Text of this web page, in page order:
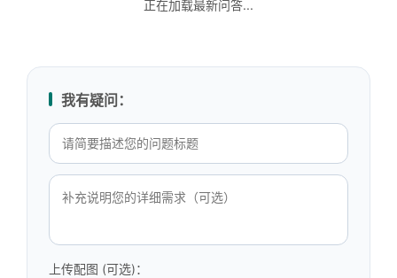
正在加载最新问答...
我有疑问：
上传配图 (可选)：